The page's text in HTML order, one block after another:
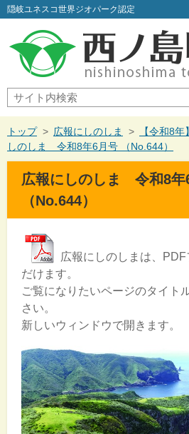
このページの本
隠岐ユネスコ世界ジオパーク認定
サ
イ
ト
内
検
索
現
在
の
トップ > 広報にしのしま > 【令和8
しのしま 令和8年6月号 （No.644）
広報にしのしま 令和8年
（No.644）
広報にしのしまは、
だけます。
ご覧になりたいページのタイト
さい。
新しいウィンドウで開きます。